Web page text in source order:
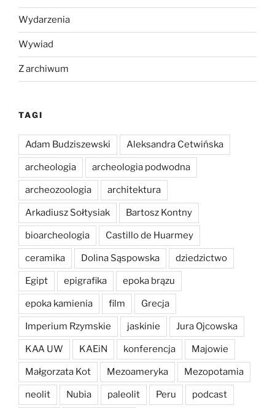
Wydarzenia
Wywiad
Z archiwum
TAGI
Adam Budziszewski Aleksandra Cetwińska
archeologia archeologia podwodna
archeozoologia architektura
Arkadiusz Sołtysiak Bartosz Kontny
bioarcheologia Castillo de Huarmey
ceramika Dolina Sąspowska dziedzictwo
Egipt epigrafika epoka brązu
epoka kamienia film Grecja
Imperium Rzymskie jaskinie Jura Ojcowska
KAA UW KAEiN konferencja Majowie
Małgorzata Kot Mezoameryka Mezopotamia
neolit Nubia paleolit Peru podcast